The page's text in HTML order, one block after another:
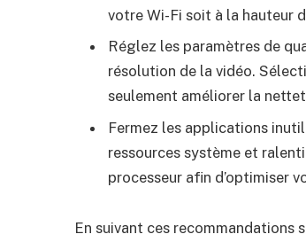
votre Wi-Fi soit à la hauteur
Réglez les paramètres de
résolution de la vidéo.
seulement améliorer la
Fermez les applications
ressources système et
processeur afin d’optimiser
En suivant ces recommandations